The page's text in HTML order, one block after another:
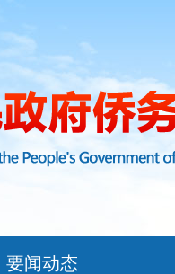
要闻动态